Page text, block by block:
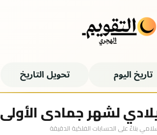
تاريخ اليوم تحويل التاريخ
لشهر جمادى الأولى 1313 هـ
بناءً على الحسابات الفلكية الدقيقة